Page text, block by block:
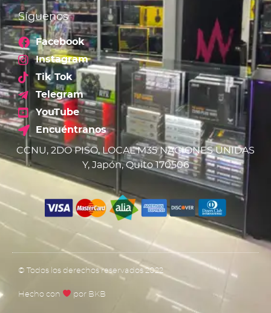
Síguenos
Facebook
Instagram
Tik Tok
Telegram
YouTube
Encuéntranos
CCNU, 2DO PISO, LOCAL M35 NACIONES UNIDAS
Y, Japón, Quito 170506
© Todos los derechos reservados 2022
Hecho con por BKB​​